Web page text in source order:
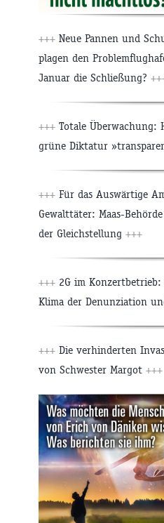
+++ Neue Pannen und
plagen den
Januar die Schließung?
+++ Totale Überwachung:
grüne Diktatur
+++ Für das Auswärtige
Gewalttäter: Maas-
der Gleichstellung +++
+++ 2G im
Klima der Denunziation
+++ Die verhinderten
von Schwester Margot +++